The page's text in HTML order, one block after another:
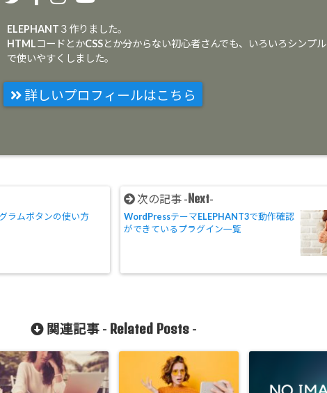
ELEPHANT３作りました。
HTMLコードとかCSSとか分からない初心者さんでも、いろいろシンプル
で使いやすくしました。
詳しいプロフィールはこちら
ラムボタンの使い方
次の記事 -Next-
WordPressテーマELEPHANT3で動作確認
ができているプラグイン一覧
関連記事 - Related Posts-